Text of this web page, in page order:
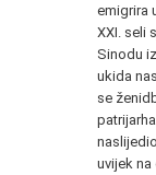
emigrira
XXI. seli
Sinodu
ukida
se
uvijek na